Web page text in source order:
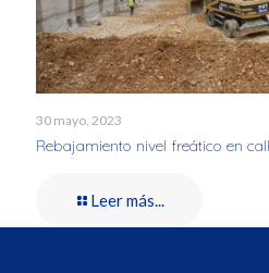
30 mayo, 2023
Rebajamiento nivel freático en
Leer más...